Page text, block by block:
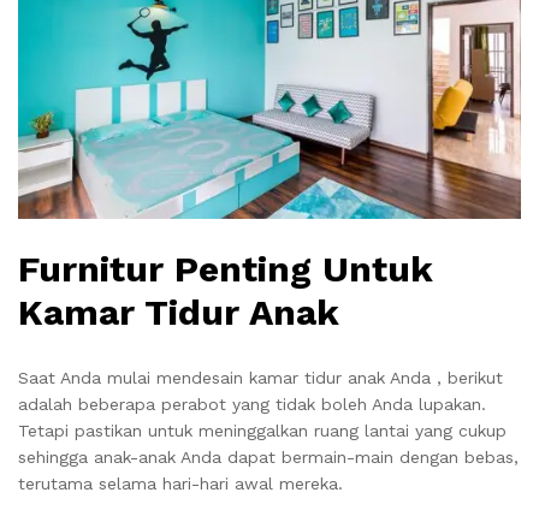
Furnitur Penting Untuk
Kamar Tidur Anak
Saat Anda mulai mendesain kamar tidur anak Anda , berikut
adalah beberapa perabot yang tidak boleh Anda lupakan.
Tetapi pastikan untuk meninggalkan ruang lantai yang cukup
sehingga anak-anak Anda dapat bermain-main dengan bebas,
terutama selama hari-hari awal mereka.